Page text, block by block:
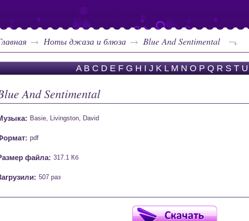
Ноты джаза и блюза Blue And Sentimental
A B C D E F G H I J K L M N O P Q R S T U
And Sentimental
Basie, Livingston, David
pdf
файла: 317.1 Кб
507 раз